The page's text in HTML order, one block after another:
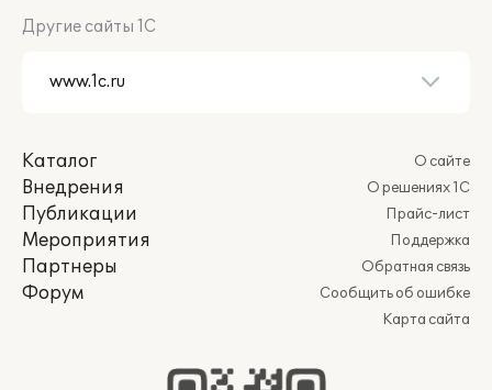
Другие сайты 1С
Каталог
Внедрения
Публикации
Мероприятия
Партнеры
Форум
О сайте
О решениях 1С
Прайс-лист
Поддержка
Обратная связь
Сообщить об ошибке
Карта сайта